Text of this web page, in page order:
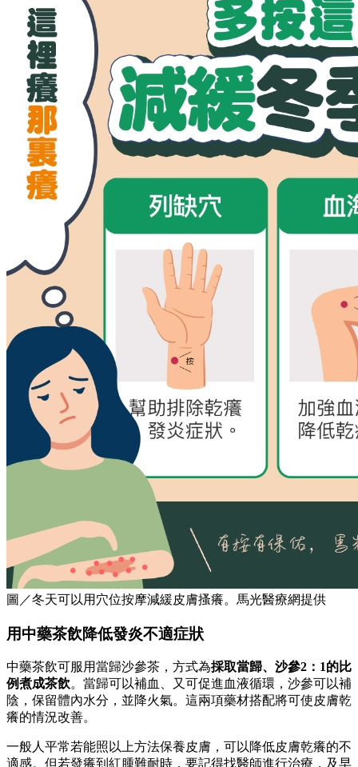
圖／冬天可以用穴位按摩減緩皮膚搔癢。馬光醫療網提供
用中藥茶飲降低發炎不適症狀
中藥茶飲可服用當歸沙參茶，方式為採取當歸、沙參2：1的比
例煮成茶飲。當歸可以補血、又可促進血液循環，沙參可以補
陰，保留體內水分，並降火氣。這兩項藥材搭配將可使皮膚乾
癢的情況改善。
一般人平常若能照以上方法保養皮膚，可以降低皮膚乾癢的不
適感。但若發癢到紅腫難耐時，要記得找醫師進行治療，及早